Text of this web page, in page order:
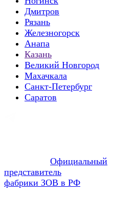
Дмитров
Рязань
Железногорск
Анапа
Казань
Великий Новгород
Махачкала
Санкт-Петербург
Саратов
Официальный
представитель
фабрики ЗОВ в РФ